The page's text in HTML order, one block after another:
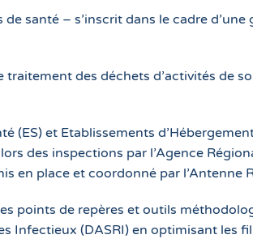
santé – s’inscrit dans le cadre
des déchets d’activités de
(ES) et Etablissements
des inspections par l’Agence
en place et coordonné par
points de repères et outils
Infectieux (DASRI) en optimisant